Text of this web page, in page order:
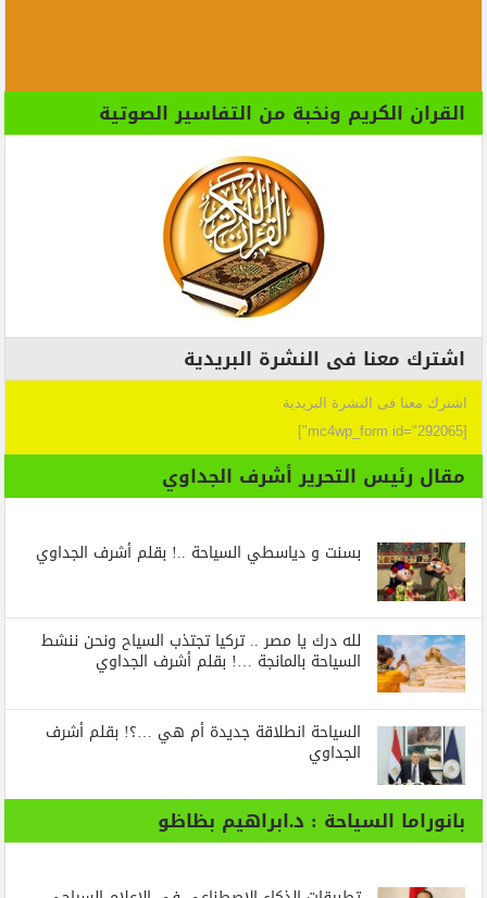
القران الكريم ونخبة من التفاسير الصوتية
اشترك معنا فى النشرة البريدية
اشترك معنا فى النشرة البريدية
[mc4wp_form id="292065"]
مقال رئيس التحرير أشرف الجداوي
بسنت و دياسطي السياحة ..! بقلم أشرف الجداوي
لله درك يا مصر .. تركيا تجتذب السياح ونحن ننشط
السياحة بالمانجة …! بقلم أشرف الجداوي
السياحة انطلاقة جديدة أم هي …؟! بقلم أشرف
الجداوي
بانوراما السياحة : د.ابراهيم بظاظو